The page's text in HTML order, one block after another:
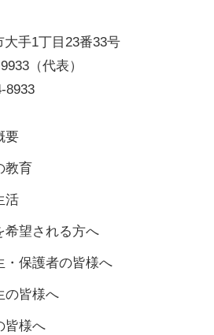
手1丁目23番33号
（代表）
8933
要
教育
活
希望される方へ
・保護者の皆様へ
の皆様へ
皆様へ